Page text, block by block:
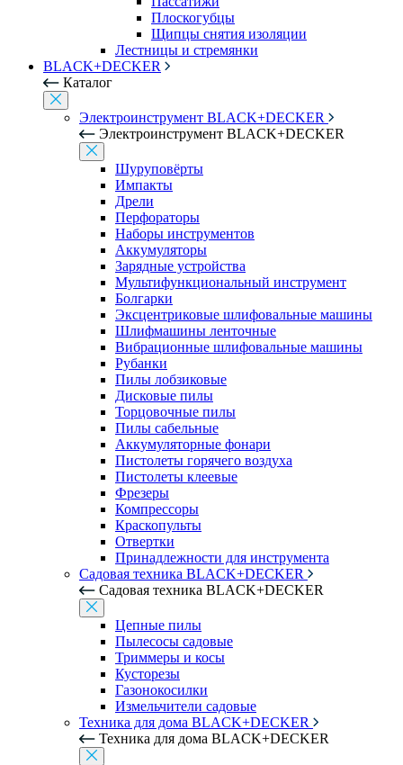
Плоскогубцы
Щипцы снятия изоляции
Лестницы и стремянки
BLACK+DECKER
Каталог
Электроинструмент BLACK+DECKER
Электроинструмент BLACK+DECKER
Шуруповёрты
Импакты
Дрели
Перфораторы
Наборы инструментов
Аккумуляторы
Зарядные устройства
Мультифункциональный инструмент
Болгарки
Эксцентриковые шлифовальные машины
Шлифмашины ленточные
Вибрационные шлифовальные машины
Рубанки
Пилы лобзиковые
Дисковые пилы
Торцовочные пилы
Пилы сабельные
Аккумуляторные фонари
Пистолеты горячего воздуха
Пистолеты клеевые
Фрезеры
Компрессоры
Краскопульты
Отвертки
Принадлежности для инструмента
Садовая техника BLACK+DECKER
Садовая техника BLACK+DECKER
Цепные пилы
Пылесосы садовые
Триммеры и косы
Кусторезы
Газонокосилки
Измельчители садовые
Техника для дома BLACK+DECKER
Техника для дома BLACK+DECKER